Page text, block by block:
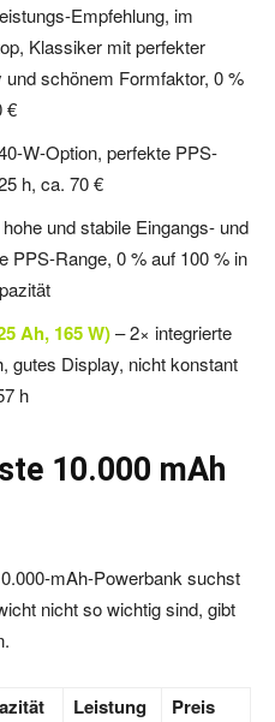
Empfehlung, im
Klassiker mit perfekter
schönem Formfaktor, 0 %
€
W-Option, perfekte PPS-
h, ca. 70 €
und stabile Eingangs- und
PPS-Range, 0 % auf 100 % in
Ah, 165 W)– 2× integrierte
gutes Display, nicht konstant
h
10.000 mAh
mAh-Powerbank suchst
nicht so wichtig sind, gibt
Leistung
Preis